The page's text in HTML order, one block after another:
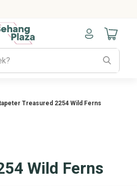
Naar
Treasured 2254 Wild Ferns
Wild Ferns